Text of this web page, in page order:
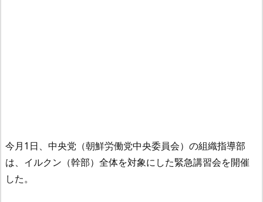
今月1日、中央党（朝鮮労働党中央委員会）の組織指導部
は、イルクン（幹部）全体を対象にした緊急講習会を開催
した。